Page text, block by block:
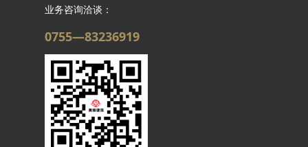
业务咨询洽谈：
0755—83236919